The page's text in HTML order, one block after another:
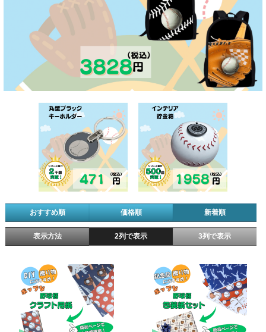
おすすめ順 価格順 新着順
表示方法 2列で表示 3列で表示